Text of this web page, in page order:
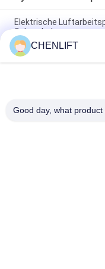
Elektrische
Schereheber
10m Hydraulische
Schere Lift mit
10 Meter
CHENLIFT
Good day, what